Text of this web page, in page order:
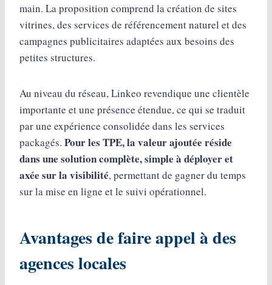
main. La proposition comprend la création de sites
vitrines, des services de référencement naturel et des
campagnes publicitaires adaptées aux besoins des
petites structures.
Au niveau du réseau, Linkeo revendique une clientèle
importante et une présence étendue, ce qui se traduit
par une expérience consolidée dans les services
packagés. Pour les TPE, la valeur ajoutée réside
dans une solution complète, simple à déployer et
axée sur la visibilité, permettant de gagner du temps
sur la mise en ligne et le suivi opérationnel.
Avantages de faire appel à des
agences locales